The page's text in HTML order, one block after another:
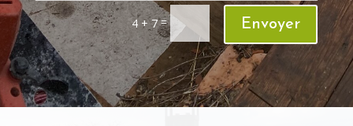
4 + 7= Envoyer